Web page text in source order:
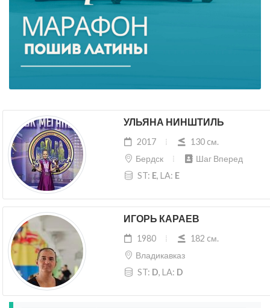
УЛЬЯНА НИНШТИЛЬ
2017
130 cм.
Бердск
Шаг Вперед
ST: E, LA: E
ИГОРЬ КАРАЕВ
1980
182 cм.
Владикавказ
ST: D, LA: D